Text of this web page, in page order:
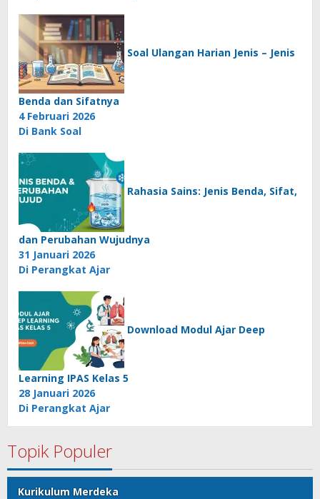
Soal Ulangan Harian Jenis – Jenis
Benda dan Sifatnya
4 Februari 2026
Di Bank Soal
Rahasia Sains: Jenis Benda, Sifat,
dan Perubahan Wujudnya
31 Januari 2026
Di Perangkat Ajar
Download Modul Ajar Deep
Learning IPAS Kelas 5
28 Januari 2026
Di Perangkat Ajar
Topik Populer
Kurikulum Merdeka